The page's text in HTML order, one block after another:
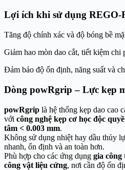
Lợi ích khi sử dụng REGO-
Tăng độ chính xác và độ bóng bề
Giảm hao mòn dao cắt, tiết kiệm chi
Đảm bảo độ ổn định, năng suất và
Dòng powRgrip – Lực kẹp
powRgrip là hệ thống kẹp dao cao
với công nghệ kẹp cơ học độc
tâm < 0.003 mm.
Không sử dụng nhiệt hay dầu thủy
nhanh, ổn định và an toàn hơn.
Phù hợp cho các ứng dụng gia công
công vật liệu cứng, nơi cần độ ổn